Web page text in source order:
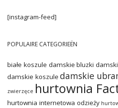
[instagram-feed]
POPULAIRE CATEGORIEËN
białe koszule damskie bluzki
damskie koszule damskie
zwierzęce hurtownia
hurtownia internetowa odzieży